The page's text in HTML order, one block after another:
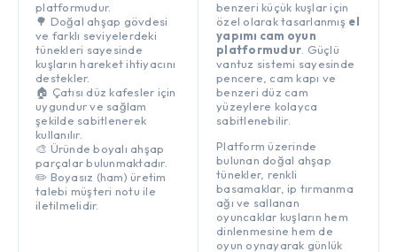
platformudur.
🌳 Doğal ahşap gövdesi
ve farklı seviyelerdeki
tünekleri sayesinde
kuşların hareket ihtiyacını
destekler.
🏠 Çatısı düz kafesler için
uygundur ve sağlam
şekilde sabitlenerek
kullanılır.
🎨 Üründe boyalı ahşap
parçalar bulunmaktadır.
✏️ Boyasız (ham) üretim
talebi müşteri notu ile
iletilmelidir.
benzeri küçük kuşlar için
özel olarak tasarlanmış el
yapımı cam oyun
platformudur. Güçlü
vantuz sistemi sayesinde
pencere, cam kapı ve
benzeri düz cam
yüzeylere kolayca
sabitlenebilir.
Platform üzerinde
bulunan doğal ahşap
tünekler, renkli
basamaklar, ip tırmanma
ağı ve sallanan
oyuncaklar kuşların hem
dinlenmesine hem de
oyun oynayarak günlük